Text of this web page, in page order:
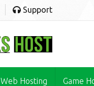
Support
Web Hosting Game